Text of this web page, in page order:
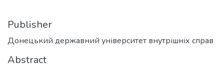
Publisher
Донецький державний університет внутрішніх справ
Abstract